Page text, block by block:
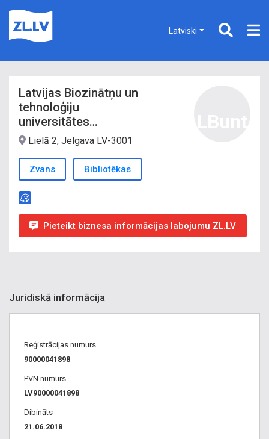
Latviski
Latvijas Biozinātņu un
tehnoloģiju
universitātes
fundamentālā
Lielā 2, Jelgava LV-3001
Zvans Bibliotēkas
Pieteikt biznesa informācijas labojumu ZL.LV
Juridiskā informācija
Reģistrācijas numurs
90000041898
PVN numurs
LV90000041898
Dibināts
21.06.2018